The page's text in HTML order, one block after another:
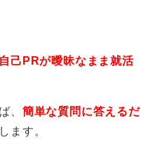
自己PRが曖昧なまま就活
、 簡単な質問に答えるだ
ます。